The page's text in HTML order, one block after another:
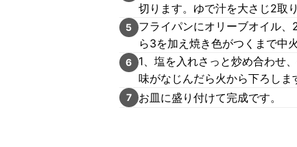
切ります。ゆで汁を大さじ2取
5
フライパンにオリーブオイル
ら3を加え焼き色がつくまで中
6
1、塩を入れさっと炒め合わせ
味がなじんだら火から下ろしま
7 お皿に盛り付けて完成です。